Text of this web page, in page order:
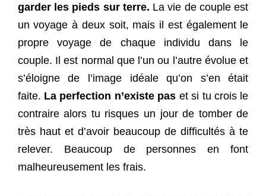
garder les pieds sur terre. La vie de couple est
un voyage à deux soit, mais il est également le
propre voyage de chaque individu dans le
couple. Il est normal que l’un ou l’autre évolue et
s’éloigne de l’image idéale qu’on s’en était
faite. La perfection n’existe pas et si tu crois le
contraire alors tu risques un jour de tomber de
très haut et d’avoir beaucoup de difficultés à te
relever. Beaucoup de personnes en font
malheureusement les frais.